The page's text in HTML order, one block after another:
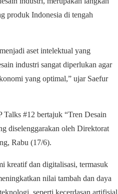
produk Indonesia di tengah
aset intelektual yang
industri sangat diperlukan agar
yang optimal,” ujar Saefur
Talks #12 bertajuk “Tren Desain
diselenggarakan oleh Direktorat
Rabu (17/6).
kreatif dan digitalisasi, termasuk
nilai tambah dan daya